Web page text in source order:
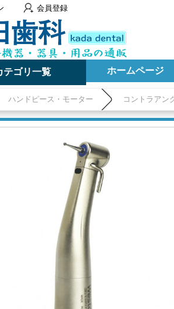
会員登録
テゴリ一覧 ホームページ
ハンドピース・モーター コントラアン